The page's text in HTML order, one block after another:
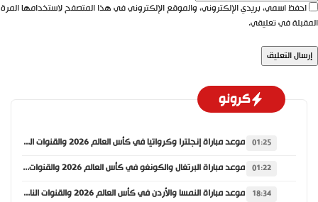
احفظ اسمي، بريدي الإلكتروني، والموقع الإلكتروني في هذا المتصفح لاستخدامها المرة
في تعليقي.
كرونو
01:25 موعد مباراة إنجلترا وكرواتيا في كأس العالم 2026 والقنوات الناقلة
01:22 موعد مباراة البرتغال والكونغو في كأس العالم 2026 والقنوات الناقلة
18:34 موعد مباراة النمسا والأردن في كأس العالم 2026 والقنوات الناقلة